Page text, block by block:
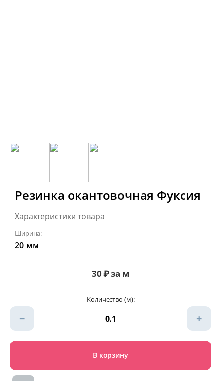
Резинка окантовочная Фуксия
Характеристики товара
Ширина:
20 мм
30₽за м
Количество (м):
− +
В корзину